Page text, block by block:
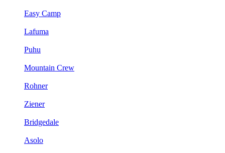
Easy Camp
Lafuma
Puhu
Mountain Crew
Rohner
Ziener
Bridgedale
Asolo